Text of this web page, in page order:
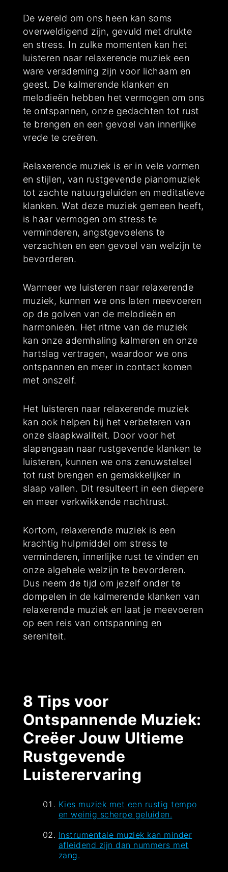
De wereld om ons heen kan soms
overweldigend zijn, gevuld met drukte
en stress. In zulke momenten kan het
luisteren naar relaxerende muziek een
ware verademing zijn voor lichaam en
geest. De kalmerende klanken en
melodieën hebben het vermogen om ons
te ontspannen, onze gedachten tot rust
te brengen en een gevoel van innerlijke
vrede te creëren.
Relaxerende muziek is er in vele vormen
en stijlen, van rustgevende pianomuziek
tot zachte natuurgeluiden en meditatieve
klanken. Wat deze muziek gemeen heeft,
is haar vermogen om stress te
verminderen, angstgevoelens te
verzachten en een gevoel van welzijn te
bevorderen.
Wanneer we luisteren naar relaxerende
muziek, kunnen we ons laten meevoeren
op de golven van de melodieën en
harmonieën. Het ritme van de muziek
kan onze ademhaling kalmeren en onze
hartslag vertragen, waardoor we ons
ontspannen en meer in contact komen
met onszelf.
Het luisteren naar relaxerende muziek
kan ook helpen bij het verbeteren van
onze slaapkwaliteit. Door voor het
slapengaan naar rustgevende klanken te
luisteren, kunnen we ons zenuwstelsel
tot rust brengen en gemakkelijker in
slaap vallen. Dit resulteert in een diepere
en meer verkwikkende nachtrust.
Kortom, relaxerende muziek is een
krachtig hulpmiddel om stress te
verminderen, innerlijke rust te vinden en
onze algehele welzijn te bevorderen.
Dus neem de tijd om jezelf onder te
dompelen in de kalmerende klanken van
relaxerende muziek en laat je meevoeren
op een reis van ontspanning en
sereniteit.
8 Tips voor
Ontspannende Muziek:
Creëer Jouw Ultieme
Rustgevende
Luisterervaring
Kies muziek met een rustig tempo
en weinig scherpe geluiden.
Instrumentale muziek kan minder
afleidend zijn dan nummers met
zang.